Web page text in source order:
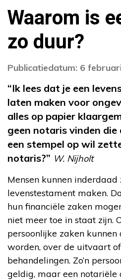
Waarom is
zo duur?
Publicatiedatum: 6
“Ik lees dat je een
laten maken voor
alles op papier
geen notaris vinden die
een stempel op wil
notaris?” W. Nijholt
Mensen kunnen inderdaad
levenstestament maken.
hun financiële zaken
niet meer toe in staat zijn.
persoonlijke zaken
worden, over de uitvaart
behandelingen. Zo’n
geldig, maar een